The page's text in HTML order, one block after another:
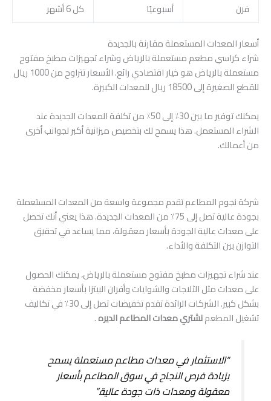
فرن
أسبوعيًا كل 6 أشهر
أسعار المعدات المستعملة مقارنة بالجديدة
شراء كراسي مطعم مستعملة بالرياض وشراء تجهيزات مطبخ مفتوح
مستعملة بالرياض هو خيار اقتصادي رائع. الأسعار تتراوح من 1000 ريال
للقطع الصغيرة إلى 18500 ريال للمعدات الكبيرة.
يمكنك توفير ما بين 30٪ إلى 50٪ من تكلفة المعدات الجديدة عند
الشراء المستعمل. هذا يسمح لك بتخصيص ميزانية أكبر لجوانب أخرى
من أعمالك.
شركة نجوم المطاعم تقدم مجموعة واسعة من المعدات المستعملة
بجودة عالية تصل إلى 75٪ من المعدات الجديدة. هذا يعني أنك تحصل
على معدات عالية الجودة بأسعار معقولة، مما يساعد في تحقيق
التوازن بين التكلفة والأداء.
عند شراء تجهيزات مطبخ مفتوح مستعملة بالرياض، يمكنك الحصول
على معدات مثل الثلاجات والشوايات وأفران البيتزا بأسعار مخفضة
بشكل كبير. الشركات الرائدة تقدم تخفيضات تصل إلى 30٪ في تكاليف
تشغيل المطعمنشتري معدات المطاعم الديره.
“الاستثمار في معدات مطاعم مستعملة يسمح
بزيادة فرص النجاح في سوق المطاعم بأسعار
معقولة ومعدات ذات جودة عالية.”